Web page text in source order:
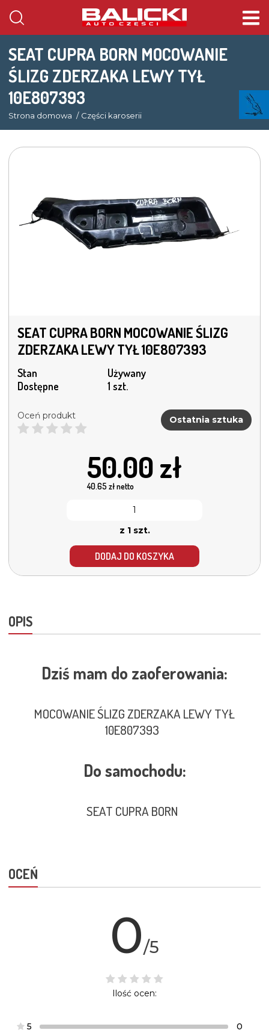
SEAT CUPRA BORN MOCOWANIE
ŚLIZG ZDERZAKA LEWY TYŁ
10E807393
Strona domowa Części karoserii
SEAT CUPRA BORN MOCOWANIE ŚLIZG
ZDERZAKA LEWY TYŁ 10E807393
Stan
Używany
Dostępne
1 szt.
Oceń produkt Ostatnia sztuka
50.00 zł
40.65zł netto
z 1 szt.
DODAJ DO KOSZYKA
OPIS
Dziś mam do zaoferowania:
MOCOWANIE ŚLIZG ZDERZAKA LEWY TYŁ
10E807393
Do samochodu:
SEAT CUPRA BORN
OCEŃ
0/5
Ilość ocen:
5 0